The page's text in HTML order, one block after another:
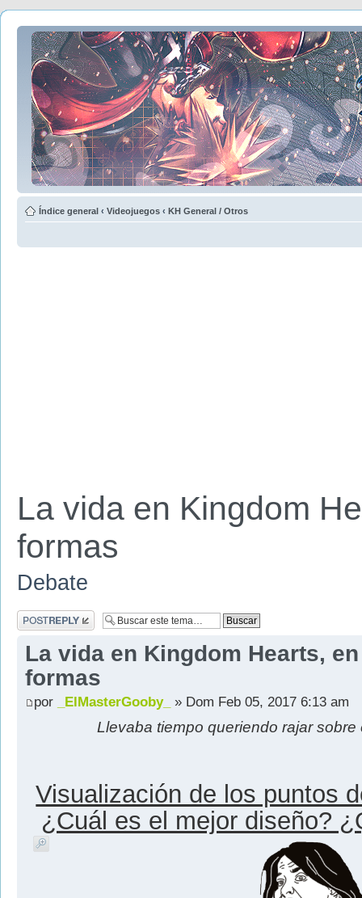
Índice general ‹ Videojuegos ‹ KH General / Otros
La vida en Kingdom
formas
Debate
Publicar una
respuesta
La vida en Kingdom Hearts,
formas
por _ElMasterGooby_ » Dom Feb 05, 2017 6:13 am
Llevaba tiempo queriendo rajar sobre
Visualización de los puntos
¿Cuál es el mejor diseño?